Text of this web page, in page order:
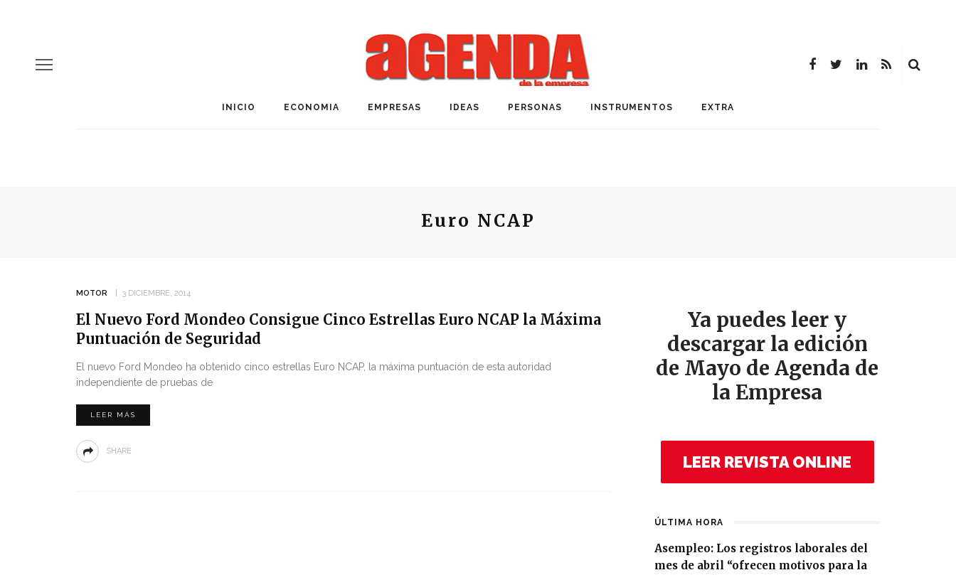
INICIO ECONOMIA EMPRESAS IDEAS PERSONAS INSTRUMENTOS EXTRA
Euro NCAP
MOTOR 3 DICIEMBRE, 2014
El Nuevo Ford Mondeo Consigue Cinco Estrellas Euro NCAP la Máxima
Puntuación de Seguridad
El nuevo Ford Mondeo ha obtenido cinco estrellas Euro NCAP, la máxima puntuación de esta autoridad
independiente de pruebas de
LEER MÁS
SHARE
Ya puedes leer y
descargar la edición
de Mayo de Agenda de
la Empresa
LEER REVISTA ONLINE
ÚLTIMA HORA
Asempleo: Los registros laborales del
mes de abril “ofrecen motivos para la